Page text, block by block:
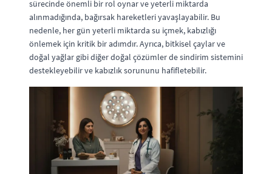
sürecinde önemli bir rol oynar ve yeterli miktarda
alınmadığında, bağırsak hareketleri yavaşlayabilir. Bu
nedenle, her gün yeterli miktarda su içmek, kabızlığı
önlemek için kritik bir adımdır. Ayrıca, bitkisel çaylar ve
doğal yağlar gibi diğer doğal çözümler de sindirim sistemini
destekleyebilir ve kabızlık sorununu hafifletebilir.